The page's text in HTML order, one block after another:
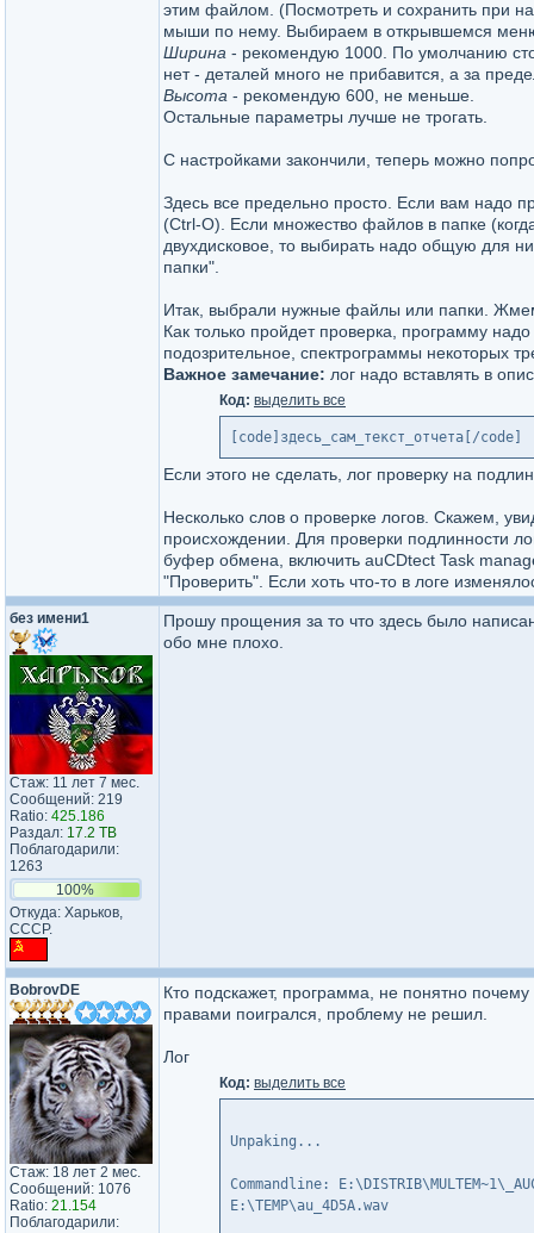
этим файлом. (Посмотреть и сохранить при
мыши по нему. Выбираем в открывшемся меню
Ширина - рекомендую 1000. По умолчанию
нет - деталей много не прибавится, а за
Высота - рекомендую 600, не меньше.
Остальные параметры лучше не трогать.
С настройками закончили, теперь можно
Здесь все предельно просто. Если вам надо
(Ctrl-O). Если множество файлов в папке
двухдисковое, то выбирать надо общую для
папки".
Итак, выбрали нужные файлы или папки.
Как только пройдет проверка, программу
подозрительное, спектрограммы некоторых
Важное замечание: лог надо вставлять в
Код: выделить все
[code]здесь_сам_текст_отчета[/code]
Если этого не сделать, лог проверку на
Несколько слов о проверке логов. Скажем,
происхождении. Для проверки подлинности
буфер обмена, включить auCDtect Task
"Проверить". Если хоть что-то в логе
без имени1
Стаж: 11 лет 7 мес.
Сообщений: 219
Ratio: 425.186
Раздал: 17.2 TB
Поблагодарили:
1263
100%
Откуда: Харьков,
СССР.
Прошу прощения за то что здесь было
обо мне плохо.
BobrovDE
Стаж: 18 лет 2 мес.
Сообщений: 1076
Ratio: 21.154
Поблагодарили:
Кто подскажет, программа, не понятно
правами поигрался, проблему не решил.
Лог
Код: выделить все
Unpaking...
Commandline:
E:\TEMP\au_4D5A.wav